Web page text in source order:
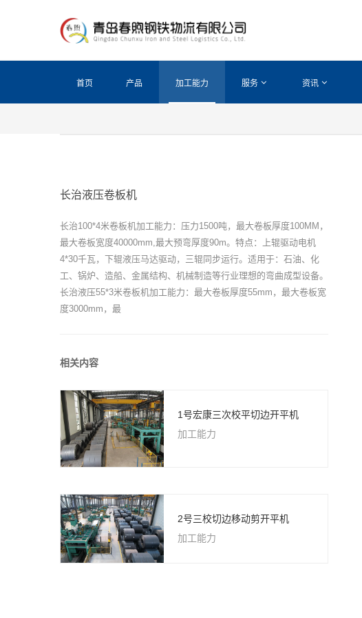
首页 产品 加工能力 服务 资讯
长治液压卷板机
长治100*4米卷板机加工能力：压力1500吨，最大卷板厚度100MM，
最大卷板宽度40000mm,最大预弯厚度90m。特点：上辊驱动电机
4*30千瓦，下辊液压马达驱动，三辊同步运行。适用于：石油、化
工、锅炉、造船、金属结构、机械制造等行业理想的弯曲成型设备。
长治液压55*3米卷板机加工能力：最大卷板厚度55mm，最大卷板宽
度3000mm，最
相关内容
1号宏康三次校平切边开平机
加工能力
2号三校切边移动剪开平机
加工能力